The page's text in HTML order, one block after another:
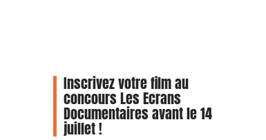
Inscrivez votre film au
concours Les Ecrans
Documentaires avant le 14
juillet !